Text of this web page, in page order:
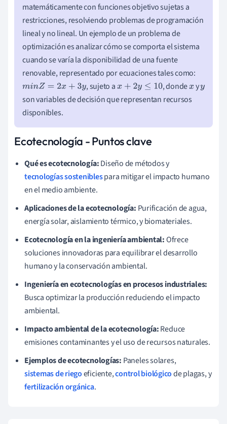
matemáticamente con funciones objetivo sujetas a
restricciones, resolviendo problemas de programación
lineal y no lineal. Un ejemplo de un problema de
optimización es analizar cómo se comporta el sistema
cuando se varía la disponibilidad de una fuente
renovable, representado por ecuaciones tales como:
minZ=2 x+ 3y , sujeto ax+ 2y ≤10 , dondex yy
son variables de decisión que representan recursos
disponibles.
Ecotecnología - Puntos clave
Qué es ecotecnología:Diseño de métodos y
tecnologías sosteniblespara mitigar el impacto humano
en el medio ambiente.
Aplicaciones de la ecotecnología: Purificación de agua,
energía solar, aislamiento térmico, y biomateriales.
Ecotecnología en la ingeniería ambiental:Ofrece
soluciones innovadoras para equilibrar el desarrollo
humano y la conservación ambiental.
Ingeniería en ecotecnologías en procesos industriales:
Busca optimizar la producción reduciendo el impacto
ambiental.
Impacto ambiental de la ecotecnología:Reduce
emisiones contaminantes y el uso de recursos naturales.
Ejemplos de ecotecnologías: Paneles solares,
sistemas de riegoeficiente,control biológicode plagas, y
fertilización orgánica.